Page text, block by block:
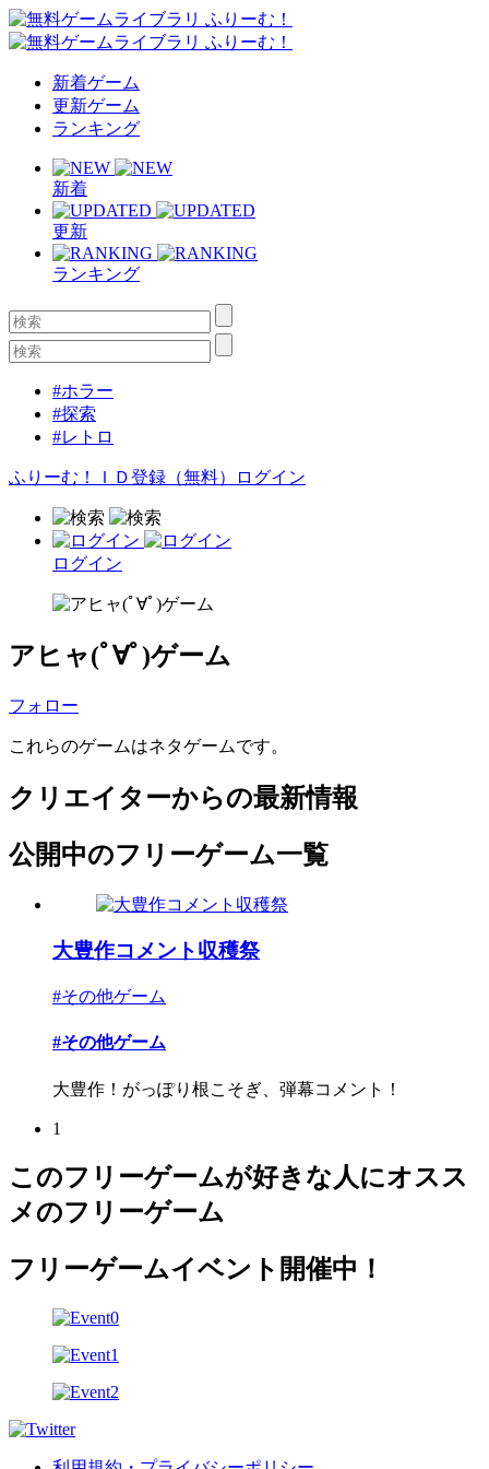
新着ゲーム
更新ゲーム
ランキング
新着
更新
ランキング
#ホラー
#探索
#レトロ
ふりーむ！ＩＤ登録（無料） ログイン
ログイン
アヒャ(ﾟ∀ﾟ)ゲーム
フォロー
これらのゲームはネタゲームです。
クリエイターからの最新情報
公開中のフリーゲーム一覧
大豊作コメント収穫祭
#その他ゲーム
#その他ゲーム
大豊作！がっぽり根こそぎ、弾幕コメント！
1
このフリーゲームが好きな人にオスス
メのフリーゲーム
フリーゲームイベント開催中！